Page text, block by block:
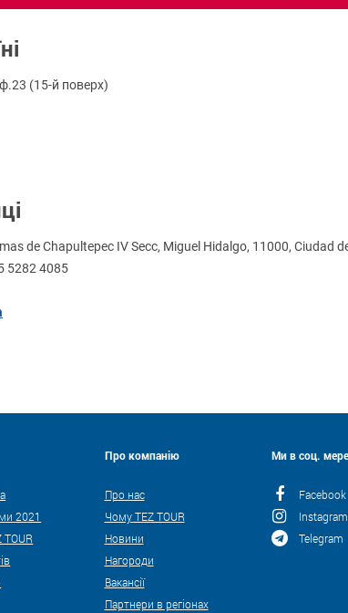
(15-й поверх)
de Chapultepec IV Secc, Miguel Hidalgo, 11000, Ciudad
5282 4085
2021
Про компанію
Про нас
Чому TEZ TOUR
Новини
Нагороди
Вакансії
Партнери в регіонах
Ми в соц.
Facebook
Instagram
Telegram